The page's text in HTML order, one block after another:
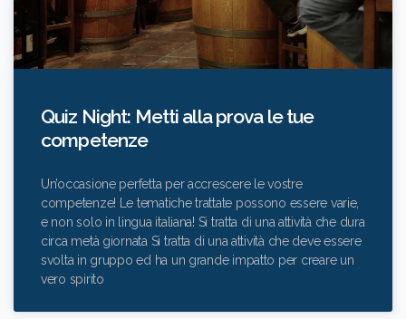
Quiz Night: Metti alla prova le tue
competenze
Un’occasione perfetta per accrescere le vostre
competenze! Le tematiche trattate possono essere varie,
e non solo in lingua italiana! Si tratta di una attività che dura
circa metà giornata Si tratta di una attività che deve essere
svolta in gruppo ed ha un grande impatto per creare un
vero spirito